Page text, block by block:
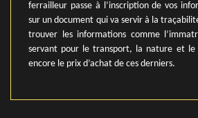
ferrailleur passe à l’inscription de vos
sur un document qui va servir à la
trouver les informations comme
servant pour le transport, la nature et le
encore le prix d’achat de ces derniers.